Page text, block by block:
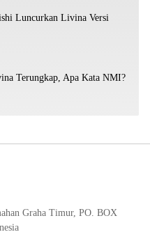
Luncurkan Livina Versi
Terungkap, Apa Kata NMI?
Graha Timur, PO. BOX